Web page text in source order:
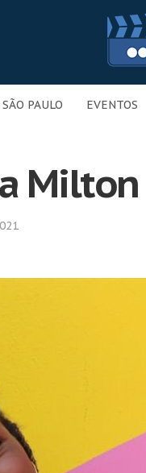
SÃO PAULO EVENTOS